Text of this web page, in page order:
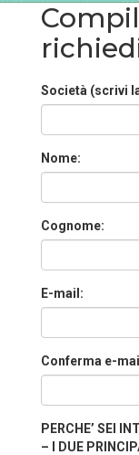
Società (scrivi
Nome:
Cognome:
E-mail:
Conferma e-
PERCHE’ SEI
– I DUE